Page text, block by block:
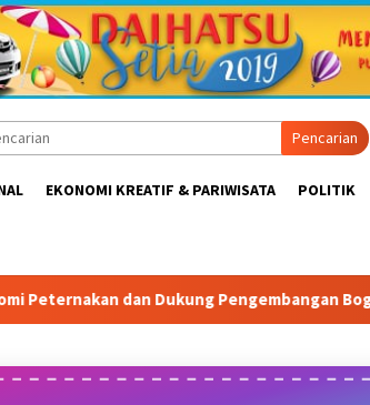
Pencarian
EKONOMI KREATIF & PARIWISATA POLITIK
Bogor Timur Tabrak Aturan &